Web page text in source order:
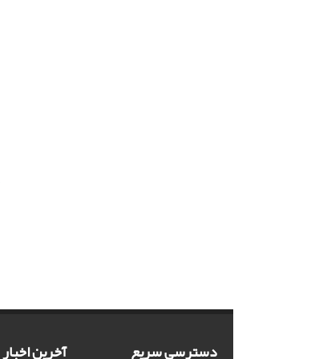
دسترسی سریع آخرین اخبار